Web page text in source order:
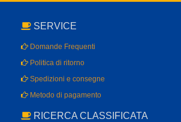
SERVICE
Domande Frequenti
Politica di ritorno
Spedizioni e consegne
Metodo di pagamento
RICERCA CLASSIFICATA